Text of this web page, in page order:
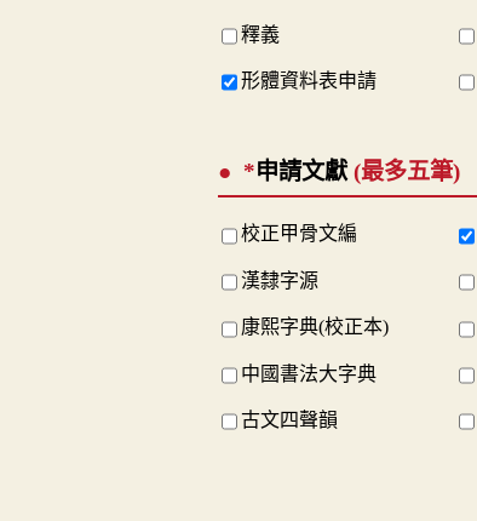
釋義
形體資料表申請
*申請文獻 (最多五筆)
校正甲骨文編
漢隸字源
康熙字典(校正本)
中國書法大字典
古文四聲韻